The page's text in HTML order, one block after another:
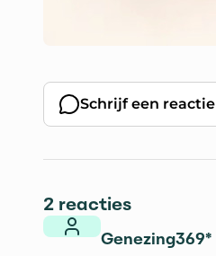
Schrijf een reactie
2 reacties
Genezing369*